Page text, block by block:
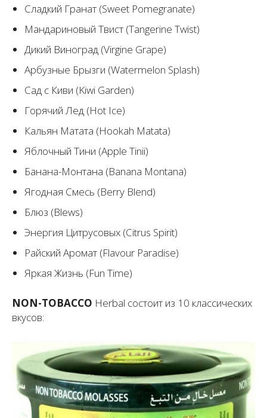
Сладкий Гранат (Sweet Pomegranate)
Мандариновый Твист (Tangerine Twist)
Дикий Виноград (Virgine Grape)
Арбузные Брызги (Watermelon Splash)
Сад с Киви (Kiwi Garden)
Горячий Лед (Hot Ice)
Кальян Матата (Hookah Matata)
Яблочный Тини (Apple Tinii)
Банана-Монтана (Banana Montana)
Ягодная Смесь (Berry Blend)
Блюз (Blews)
Энергия Цитрусовых (Citrus Spirit)
Райский Аромат (Flavour Paradise)
Яркая Жизнь (Fun Time)
NON-TOBACCO Herbal состоит из 10 классических
вкусов: